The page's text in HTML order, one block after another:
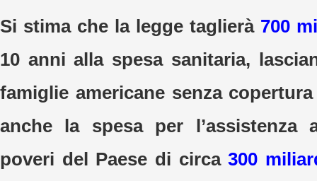
Si stima che la legge taglierà 700
10 anni alla spesa sanitaria,
famiglie americane senza
anche la spesa per l’assistenza
poveri del Paese di circa300